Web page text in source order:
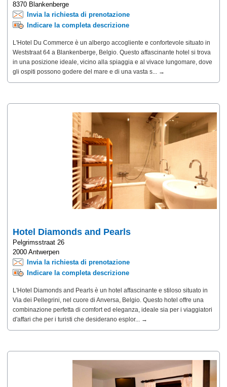
8370 Blankenberge
Invia la richiesta di prenotazione
Indicare la completa descrizione
L'Hotel Du Commerce è un albergo accogliente e confortevole situato in
Weststraat 64 a Blankenberge, Belgio. Questo affascinante hotel si trova
in una posizione ideale, vicino alla spiaggia e al vivace lungomare, dove
gli ospiti possono godere del mare e di una vasta s... →
Hotel Diamonds and Pearls
Pelgrimsstraat 26
2000 Antwerpen
Invia la richiesta di prenotazione
Indicare la completa descrizione
L'Hotel Diamonds and Pearls è un hotel affascinante e stiloso situato in
Via dei Pellegrini, nel cuore di Anversa, Belgio. Questo hotel offre una
combinazione perfetta di comfort ed eleganza, ideale sia per i viaggiatori
d'affari che per i turisti che desiderano esplor... →